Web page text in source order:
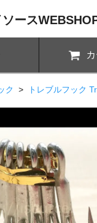
ソース
ク > トレブルフック